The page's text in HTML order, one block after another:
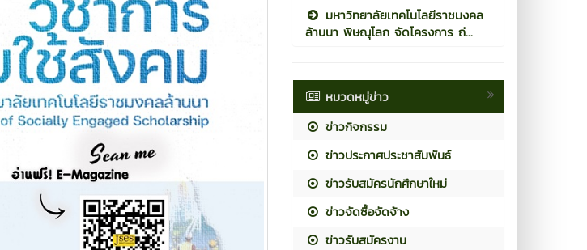
มหาวิทยาลัยเทคโนโลยีราชมงคล
ล้านนา พิษณุโลก จัดโครงการ ถ่...
หมวดหมู่ข่าว
ข่าวกิจกรรม
ข่าวประกาศประชาสัมพันธ์
ข่าวรับสมัครนักศึกษาใหม่
ข่าวจัดซื้อจัดจ้าง
ข่าวรับสมัครงาน